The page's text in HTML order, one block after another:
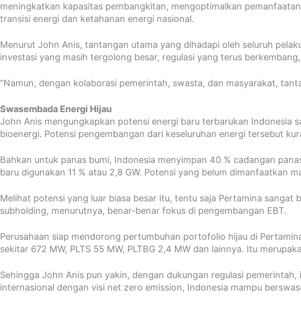
meningkatkan kapasitas pembangkitan, mengoptimalkan
transisi energi dan ketahanan energi nasional.
Menurut John Anis, tantangan utama yang dihadapi oleh seluruh
investasi yang masih tergolong besar, regulasi yang terus
“Namun, dengan kolaborasi pemerintah, swasta, dan masyarakat,
Swasembada Energi Hijau
John Anis mengungkapkan potensi energi baru terbarukan Indonesia
bioenergi. Potensi pengembangan dari keseluruhan energi tersebut
Bahkan untuk panas bumi, Indonesia menyimpan 40 % cadangan
baru digunakan 11 % atau 2,8 GW. Potensi yang belum dimanfaatkan
Melihat potensi yang luar biasa besar itu, tentu saja Pertamina
subholding, menurutnya, benar-benar fokus di pengembangan EBT.
Perusahaan siap mendorong pertumbuhan portofolio hijau di
sekitar 672 MW, PLTS 55 MW, PLTBG 2,4 MW dan lainnya. Itu
Sehingga John Anis pun yakin, dengan dukungan regulasi
internasional dengan visi net zero emission, Indonesia mampu